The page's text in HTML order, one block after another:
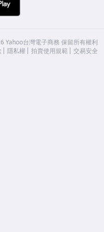
Yahoo台灣電子商務 保留所有權利
隱私權 拍賣使用規範 交易安全